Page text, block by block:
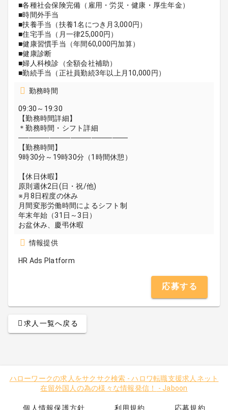
■各種社会保険完備（雇用・労災・健康・厚生年金）
■時間外手当
■扶養手当（扶養1名につき月3,000円）
■住宅手当（月一律25,000円）
■健康習慣手当（年間60,000円加算）
■健康診断
■婦人科検診（全額会社補助）
■勤続手当（正社員勤続3年以上月10,000円）
勤務時間
09:30～19:30
【勤務時間詳細】
＊勤務時間・シフト詳細
─────────────────────
【勤務時間】
9時30分～19時30分（1時間休憩）
【休日休暇】
原則週休2日(日・祝/他)
※月8日程度の休み
月間変形労働時間によるシフト制
年末年始（31日～3日）
お盆休み、慶弔休暇
情報提供
HR Ads Platform
応募する
求人一覧へ戻る
ハローワークの求人をサクサク検索 -ハロワ転職支援求人ネット
在留外国人の為の様々な情報発信！
- Jaboon
個人情報保護方針 利用規約 応募規約